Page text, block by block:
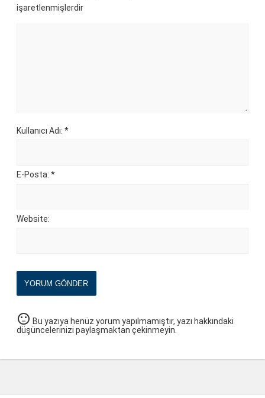
işaretlenmişlerdir
Kullanıcı Adı: *
E-Posta: *
Website:
YORUM GÖNDER
sentiment_neutral Bu yazıya henüz yorum yapılmamıştır, yazı hakkındaki
düşüncelerinizi paylaşmaktan çekinmeyin.